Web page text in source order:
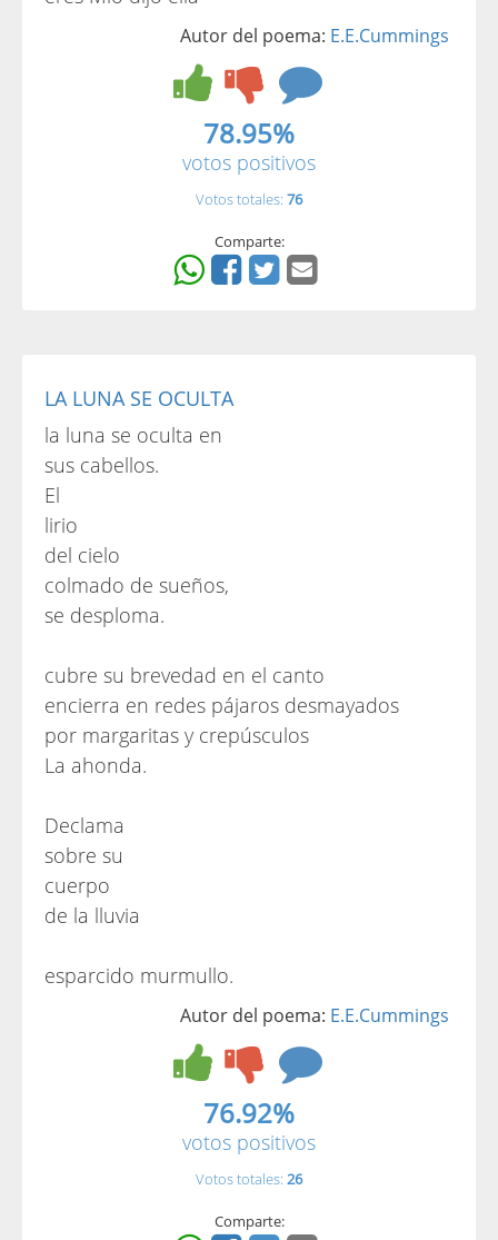
Autor del poema: E.E.Cummings
78.95%
votos positivos
Votos totales: 76
Comparte:
LA LUNA SE OCULTA
la luna se oculta en
sus cabellos.
El
lirio
del cielo
colmado de sueños,
se desploma.
cubre su brevedad en el canto
encierra en redes pájaros desmayados
por margaritas y crepúsculos
La ahonda.
Declama
sobre su
cuerpo
de la lluvia
esparcido murmullo.
Autor del poema: E.E.Cummings
76.92%
votos positivos
Votos totales: 26
Comparte: